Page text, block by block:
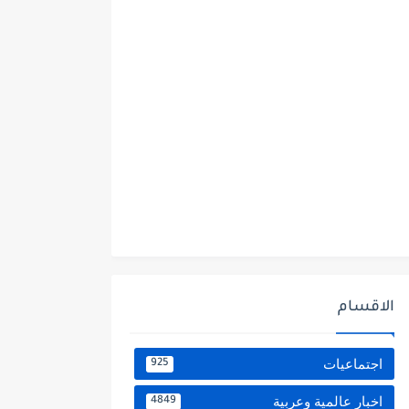
الاقسام
اجتماعيات 925
اخبار عالمية وعربية 4849